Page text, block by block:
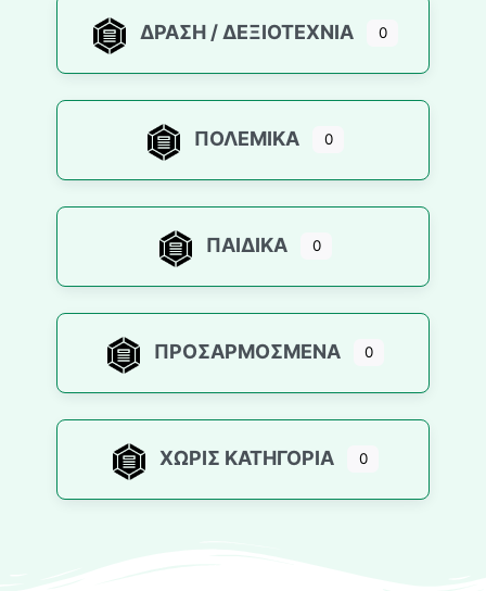
ΔΡΆΣΗ / ΔΕΞΙΟΤΕΧΝΊΑ 0
ΠΟΛΕΜΙΚΆ 0
ΠΑΙΔΙΚΆ 0
ΠΡΟΣΑΡΜΟΣΜΈΝΑ 0
ΧΩΡΊΣ ΚΑΤΗΓΟΡΊΑ 0